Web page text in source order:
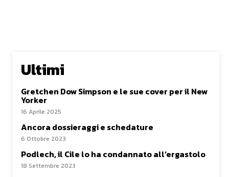
Ultimi
Gretchen Dow Simpson e le sue cover per il New
Yorker
16 Aprile 2025
Ancora dossieraggi e schedature
6 Ottobre 2023
Podlech, il Cile lo ha condannato all’ergastolo
18 Settembre 2023